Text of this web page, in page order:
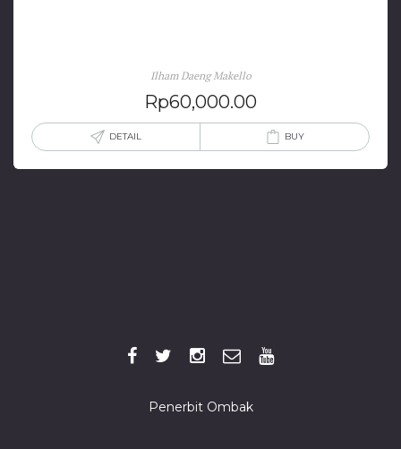
Ilham Daeng Makello
Rp60,000.00
DETAIL BUY
Penerbit Ombak